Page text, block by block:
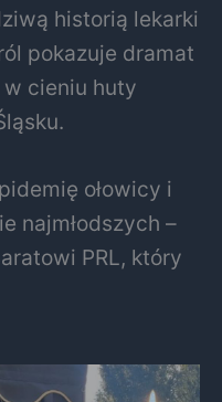
historią lekarki
pokazuje dramat
cieniu huty
ołowicy i
najmłodszych –
PRL, który